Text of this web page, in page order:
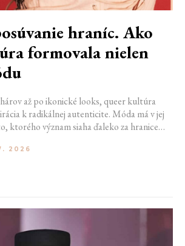
hraníc. Ako
formovala nielen
až po ikonické looks, queer kultúra
k radikálnej autenticite. Móda má v jej
ktorého význam siaha ďaleko za hranice
fungovalo práve oblečenie ako tichý
veľkolepej ballroom scéne mali aj ľudia na
zažiariť na mólach. Ako sa queer
2026